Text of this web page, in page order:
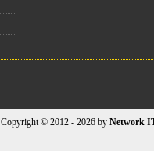
Copyright © 2012 - 2026 by Network